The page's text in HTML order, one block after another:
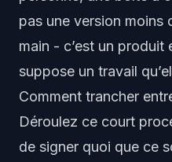
pas une version moins
main - c’est un
suppose un travail
Comment trancher
Déroulez ce court
de signer quoi que ce